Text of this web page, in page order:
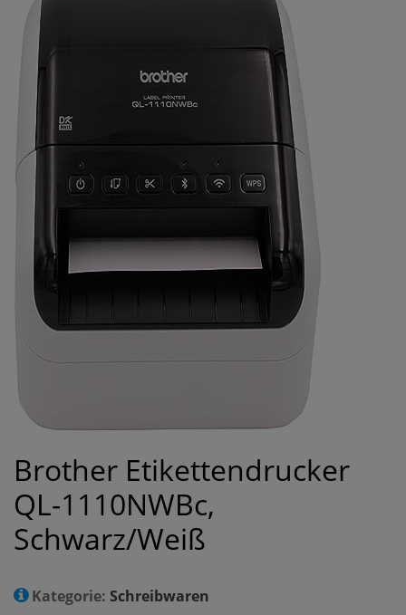
Brother Etikettendrucker
QL-1110NWBc,
Schwarz/Weiß
Kategorie: Schreibwaren